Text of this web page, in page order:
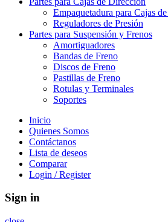
Empaquetadura para Cajas
Reguladores de Presión
Partes para Suspensión y Frenos
Amortiguadores
Bandas de Freno
Discos de Freno
Pastillas de Freno
Rotulas y Terminales
Soportes
Inicio
Quienes Somos
Contáctanos
Lista de deseos
Comparar
Login / Register
Sign in